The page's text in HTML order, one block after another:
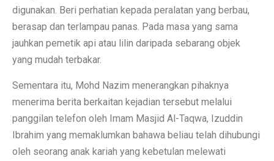
digunakan. Beri perhatian kepada peralatan yang berbau,
berasap dan terlampau panas. Pada masa yang sama
jauhkan pemetik api atau lilin daripada sebarang objek
yang mudah terbakar.
Sementara itu, Mohd Nazim menerangkan pihaknya
menerima berita berkaitan kejadian tersebut melalui
panggilan telefon oleh Imam Masjid Al-Taqwa, Izuddin
Ibrahim yang memaklumkan bahawa beliau telah dihubungi
oleh seorang anak kariah yang kebetulan melewati